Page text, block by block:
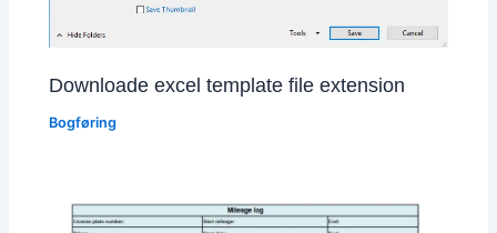
Downloade excel template file extension
Bogføring